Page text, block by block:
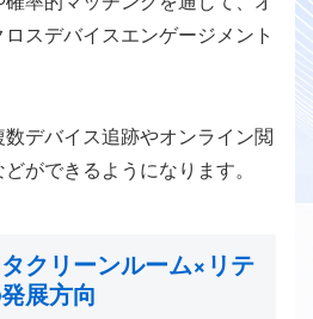
スデバイスエンゲージメント
デバイス追跡やオンライン閲
ができるようになります。
クリーンルーム×リテ
展方向